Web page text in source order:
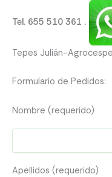
Tel. 655 510 361 .
Tepes Julián-
Formulario de Pedidos:
Nombre (requerido)
Apellidos (requerido)